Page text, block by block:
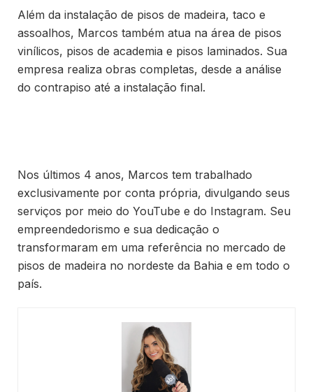
Além da instalação de pisos de madeira, taco e
assoalhos, Marcos também atua na área de pisos
vinílicos, pisos de academia e pisos laminados. Sua
empresa realiza obras completas, desde a análise
do contrapiso até a instalação final.
Nos últimos 4 anos, Marcos tem trabalhado
exclusivamente por conta própria, divulgando seus
serviços por meio do YouTube e do Instagram. Seu
empreendedorismo e sua dedicação o
transformaram em uma referência no mercado de
pisos de madeira no nordeste da Bahia e em todo o
país.